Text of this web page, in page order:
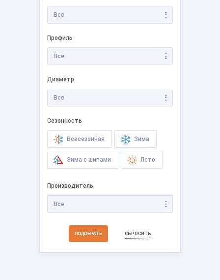
Все
Профиль
Все
Диаметр
Все
Сезонность
Всесезонная Зима
Зима с шипами Лето
Производитель
Все
СБРОСИТЬ